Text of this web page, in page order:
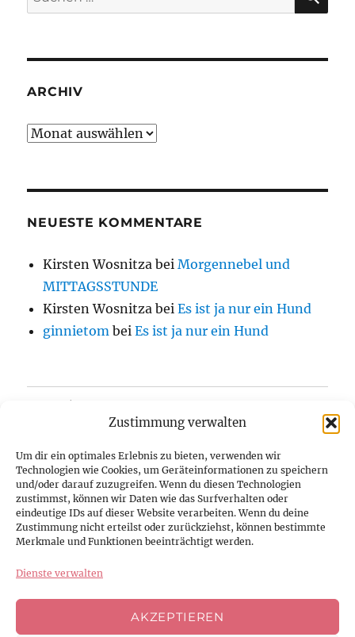
Zustimmung verwalten
Um dir ein optimales Erlebnis zu bieten, verwenden wir
Technologien wie Cookies, um Geräteinformationen zu speichern
und/oder darauf zuzugreifen. Wenn du diesen Technologien
zustimmst, können wir Daten wie das Surfverhalten oder
eindeutige IDs auf dieser Website verarbeiten. Wenn du deine
Zustimmung nicht erteilst oder zurückziehst, können bestimmte
Merkmale und Funktionen beeinträchtigt werden.
Dienste verwalten
AKZEPTIEREN
nach:
ARCHIV
Archiv
NEUESTE KOMMENTARE
Kirsten Wosnitza beiMorgennebel und
MITTAGSSTUNDE
Kirsten Wosnitza beiEs ist ja nur ein Hund
ginnietom beiEs ist ja nur ein Hund
Kontakt
Datenschutzerklärung
Cookie-Richtlinie (EU)